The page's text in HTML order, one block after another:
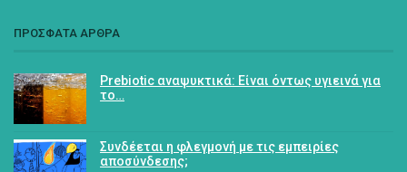
ΠΡΟΣΦΑΤΑ ΑΡΘΡΑ
Prebiotic αναψυκτικά: Είναι όντως υγιεινά για
το…
Συνδέεται η φλεγμονή με τις εμπειρίες
αποσύνδεσης;